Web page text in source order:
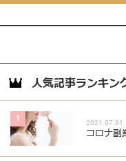
人気記事ランキン
1 2021.07.31
コロナ副